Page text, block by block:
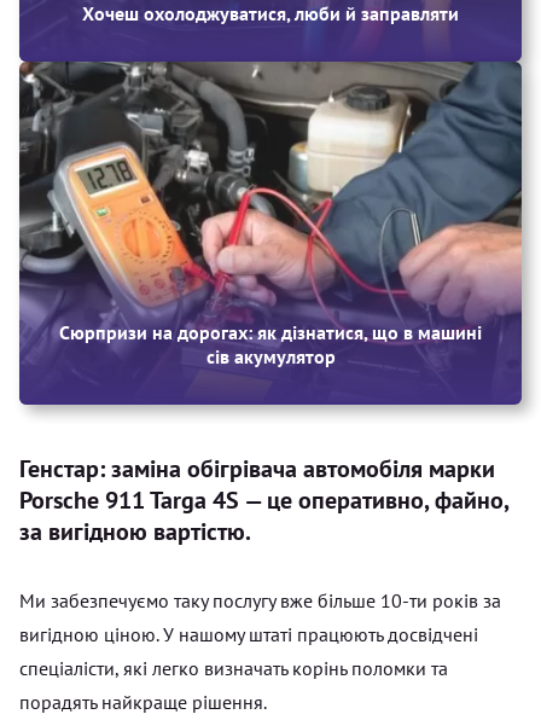
Хочеш охолоджуватися, люби й заправляти
Сюрпризи на дорогах: як дізнатися, що в машині
сів акумулятор
Генстар: заміна обігрівача автомобіля марки
Porsche 911 Targa 4S — це оперативно, файно,
за вигідною вартістю.
Ми забезпечуємо таку послугу вже більше 10-ти років за
вигідною ціною. У нашому штаті працюють досвідчені
спеціалісти, які легко визначать корінь поломки та
порадять найкраще рішення.